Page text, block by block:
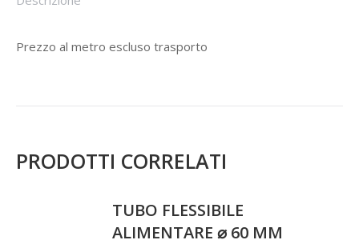
Prezzo al metro escluso trasporto
PRODOTTI CORRELATI
TUBO FLESSIBILE
ALIMENTARE ⌀ 60 MM